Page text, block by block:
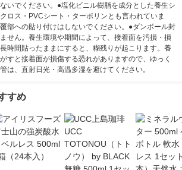
いでください。●塩化ビニル樹脂を成分とした養生シ
ロス・PVCシート・ターポリンとも言われていま
部への貼り付けはしないでください。●ダンボール封
せん。養生環境や期間によって、接着面を汚損・損
時間貼ったままにすると、糊残りが起こります。養
すと接着面が損傷する恐れがありますので、ゆっく
は、直射日光・高温多湿を避けてください。
すめ